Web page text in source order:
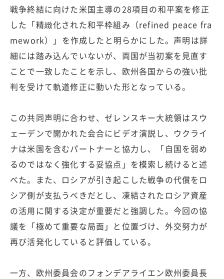
戦争終結に向けた米国主導の28項目の和平案を修正
した「精緻化された和平枠組み（refined peace fra
mework）」を作成したと明らかにした。声明は詳
細には踏み込んでいないが、両国が当初案を見直す
ことで一致したことを示し、欧州各国からの強い批
判を受けて軌道修正に動いた形となっている。
この共同声明に合わせ、ゼレンスキー大統領はスウ
ェーデンで開かれた会合にビデオ演説し、ウクライ
ナは米国を含むパートナーと協力し、「自国を弱め
るのではなく強化する妥協点」を模索し続けると述
べた。また、ロシアが引き起こした戦争の代償をロ
シア側が支払うべきだとし、凍結されたロシア資産
の活用に関する決定が重要だと強調した。今回の協
議を「極めて重要な局面」と位置づけ、外交努力が
再び活発化していると評価している。
一方、欧州委員会のフォンデアライエン欧州委員長